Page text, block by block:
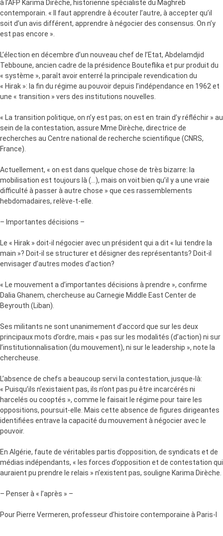
à l’AFP Karima Dirèche, historienne spécialiste du Maghreb
contemporain. « Il faut apprendre à écouter l’autre, à accepter qu’il
soit d’un avis différent, apprendre à négocier des consensus. On n’y
est pas encore ».
L’élection en décembre d’un nouveau chef de l’Etat, Abdelamdjid
Tebboune, ancien cadre de la présidence Bouteflika et pur produit du
« système », paraît avoir enterré la principale revendication du
« Hirak »: la fin du régime au pouvoir depuis l’indépendance en 1962 et
une « transition » vers des institutions nouvelles.
« La transition politique, on n’y est pas; on est en train d’y réfléchir » au
sein de la contestation, assure Mme Dirèche, directrice de
recherches au Centre national de recherche scientifique (CNRS,
France).
Actuellement, « on est dans quelque chose de très bizarre: la
mobilisation est toujours là (…), mais on voit bien qu’il y a une vraie
difficulté à passer à autre chose » que ces rassemblements
hebdomadaires, relève-t-elle.
– Importantes décisions –
Le « Hirak » doit-il négocier avec un président qui a dit « lui tendre la
main »? Doit-il se structurer et désigner des représentants? Doit-il
envisager d’autres modes d’action?
« Le mouvement a d’importantes décisions à prendre », confirme
Dalia Ghanem, chercheuse au Carnegie Middle East Center de
Beyrouth (Liban).
Ses militants ne sont unanimement d’accord que sur les deux
principaux mots d’ordre, mais « pas sur les modalités (d’action) ni sur
l’institutionnalisation (du mouvement), ni sur le leadership », note la
chercheuse.
L’absence de chefs a beaucoup servi la contestation, jusque-là:
« Puisqu’ils n’existaient pas, ils n’ont pas pu être incarcérés ni
harcelés ou cooptés », comme le faisait le régime pour taire les
oppositions, poursuit-elle. Mais cette absence de figures dirigeantes
identifiées entrave la capacité du mouvement à négocier avec le
pouvoir.
En Algérie, faute de véritables partis d’opposition, de syndicats et de
médias indépendants, « les forces d’opposition et de contestation qui
auraient pu prendre le relais » n’existent pas, souligne Karima Dirèche.
– Penser à « l’après » –
Pour Pierre Vermeren, professeur d’histoire contemporaine à Paris-I